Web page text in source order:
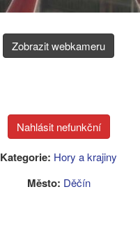
Zobrazit webkameru
Kategorie: Hory a krajiny
Město: Děčín